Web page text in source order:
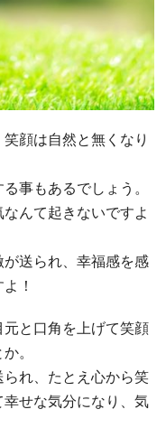
顔は自然と無くなり
事もあるでしょう。
んて起きないですよ
送られ、幸福感を感
！
と口角を上げて笑顔
。
れ、たとえ心から笑
せな気分になり、気